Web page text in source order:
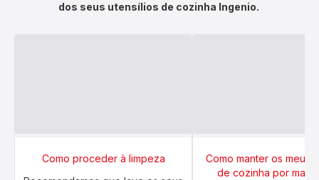
dos seus utensílios de cozinha Ingenio.
Como proceder à limpeza
Como manter os meus
de cozinha por mais